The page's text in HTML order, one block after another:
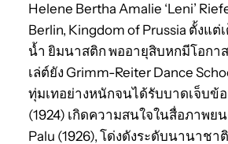
Helene Bertha Amalie ‘Leni’
Berlin, Kingdom of Prussia ตั้ง
น้ำ ยิมนาสติก พออายุสิบหกมีโอกา
เล่ต์ยัง Grimm-Reiter Dance
ทุ่มเทอย่างหนักจนได้รับบาดเจ็บข้
(1924) เกิดความสนใจในสื่อภาพย
Palu (1926), โด่งดังระดับนานาช